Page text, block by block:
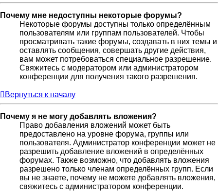
Почему мне недоступны некоторые форумы?
Некоторые форумы доступны только определённым
пользователям или группам пользователей. Чтобы
просматривать такие форумы, создавать в них темы и
оставлять сообщения, совершать другие действия,
вам может потребоваться специальное разрешение.
Свяжитесь с модератором или администратором
конференции для получения такого разрешения.
Вернуться к началу
Почему я не могу добавлять вложения?
Право добавления вложений может быть
предоставлено на уровне форума, группы или
пользователя. Администратор конференции может не
разрешить добавление вложений в определённых
форумах. Также возможно, что добавлять вложения
разрешено только членам определённых групп. Если
вы не знаете, почему не можете добавлять вложения,
свяжитесь с администратором конференции.